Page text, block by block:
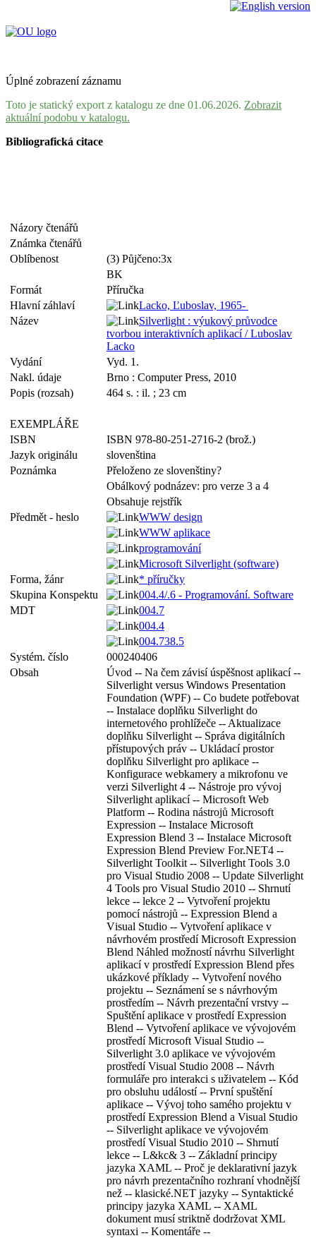
Úplné zobrazení záznamu
Toto je statický export z katalogu ze dne 01.06.2026. Zobrazit
aktuální podobu v katalogu.
Bibliografická citace
Názory čtenářů
Známka čtenářů
Oblíbenost
(3) Půjčeno:3x
BK
Formát
Příručka
Hlavní záhlaví
Lacko, Ľuboslav, 1965-
Název
Silverlight : výukový průvodce
tvorbou interaktivních aplikací / Luboslav
Lacko
Vydání
Vyd. 1.
Nakl. údaje
Brno : Computer Press, 2010
Popis (rozsah)
464 s. : il. ; 23 cm
EXEMPLÁŘE
ISBN
ISBN 978-80-251-2716-2 (brož.)
Jazyk originálu
slovenština
Poznámka
Přeloženo ze slovenštiny?
Obálkový podnázev: pro verze 3 a 4
Obsahuje rejstřík
Předmět - heslo
WWW design
WWW aplikace
programování
Microsoft Silverlight (software)
Forma, žánr
* příručky
Skupina Konspektu
004.4/.6 - Programování. Software
MDT
004.7
004.4
004.738.5
Systém. číslo
000240406
Obsah
Úvod -- Na čem závisí úspěšnost aplikací --
Silverlight versus Windows Presentation
Foundation (WPF) -- Co budete potřebovat
-- Instalace doplňku Silverlight do
internetového prohlížeče -- Aktualizace
doplňku Silverlight -- Správa digitálních
přístupových práv -- Ukládací prostor
doplňku Silverlight pro aplikace --
Konfigurace webkamery a mikrofonu ve
verzi Silverlight 4 -- Nástroje pro vývoj
Silverlight aplikací -- Microsoft Web
Platform -- Rodina nástrojů Microsoft
Expression -- Instalace Microsoft
Expression Blend 3 -- Instalace Microsoft
Expression Blend Preview For.NET4 --
Silverlight Toolkit -- Silverlight Tools 3.0
pro Visual Studio 2008 -- Update Silverlight
4 Tools pro Visual Studio 2010 -- Shrnutí
lekce -- lekce 2 -- Vytvoření projektu
pomocí nástrojů -- Expression Blend a
Visual Studio -- Vytvoření aplikace v
návrhovém prostředí Microsoft Expression
Blend Náhled možností návrhu Silverlight
aplikací v prostředí Expression Blend přes
ukázkové příklady -- Vytvoření nového
projektu -- Seznámení se s návrhovým
prostředím -- Návrh prezentační vrstvy --
Spuštění aplikace v prostředí Expression
Blend -- Vytvoření aplikace ve vývojovém
prostředí Microsoft Visual Studio --
Silverlight 3.0 aplikace ve vývojovém
prostředí Visual Studio 2008 -- Návrh
formuláře pro interakci s uživatelem -- Kód
pro obsluhu událostí -- První spuštění
aplikace -- Vývoj toho samého projektu v
prostředí Expression Blend a Visual Studio
-- Silverlight aplikace ve vývojovém
prostředí Visual Studio 2010 -- Shrnutí
lekce -- L&kc& 3 -- Základní principy
jazyka XAML -- Proč je deklarativní jazyk
pro návrh prezentačního rozhraní vhodnější
než -- klasické.NET jazyky -- Syntaktické
principy jazyka XAML -- XAML
dokument musí striktně dodržovat XML
syntaxi -- Komentáře --